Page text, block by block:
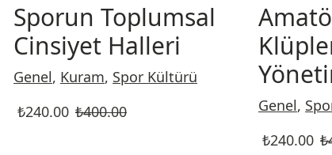
Sporun Toplumsal
Cinsiyet Halleri
Genel, Kuram, Spor Kültürü
₺400.00
₺240.00 Genel,
₺
₺240.00